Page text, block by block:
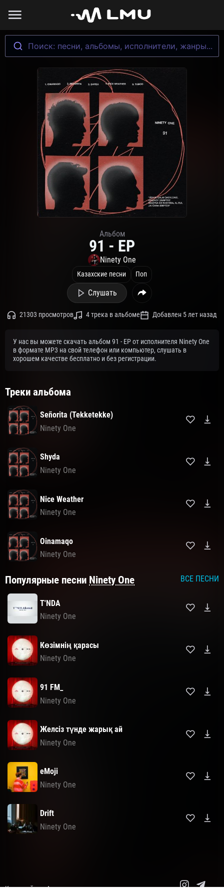
Поиск: песни, альбомы, исполнители, жанры...
Альбом
91 - EP
Ninety One
Казахские песни Поп
Слушать
21303 просмотров 4 трека в альбоме Добавлен 5 лет назад
У нас вы можете скачать альбом 91 - EP от исполнителя Ninety One
в формате MP3 на свой телефон или компьютер, слушать в
хорошем качестве бесплатно и без регистрации.
Треки альбома
Señorita (Tekketekke)
Ninety One
Shyda
Ninety One
Nice Weather
Ninety One
Oinamaqo
Ninety One
Популярные песни Ninety One ВСЕ ПЕСНИ
T'NDA
Ninety One
Көзімнің қарасы
Ninety One
91 FM_
Ninety One
Желсіз түнде жарық ай
Ninety One
eMoji
Ninety One
Drift
Ninety One
Карта сайта
Авторские права